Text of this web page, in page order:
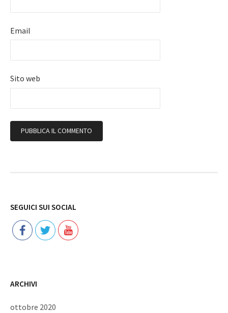
Email
Sito web
SEGUICI SUI SOCIAL
ARCHIVI
ottobre 2020